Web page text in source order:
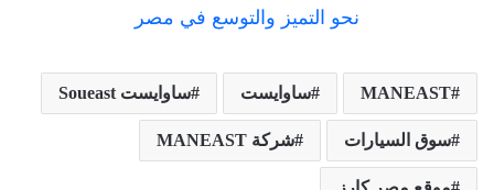
MANEAST ساوايست ساوايست Soueast
سوق السيارات شركة MANEAST